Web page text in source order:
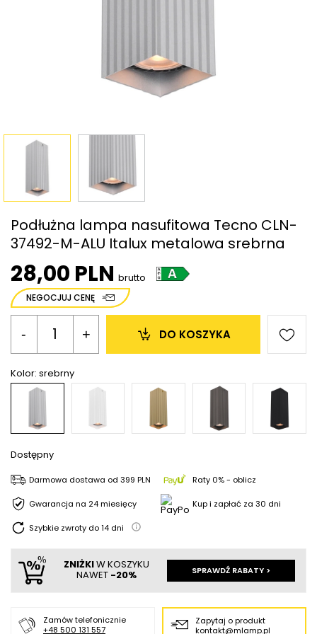
Podłużna lampa nasufitowa Tecno CLN-
37492-M-ALU Italux metalowa srebrna
28,00 PLN brutto
NEGOCJUJ CENĘ
Kolor: srebrny
- + DO KOSZYKA
Dostępny
Darmowa dostawa od 399 PLN Raty 0% - oblicz
Gwarancja na 24 miesięcy Kup i zapłać za 30 dni
Szybkie zwroty do14 dni
ZNIŻKIW KOSZYKU
NAWET -20% SPRAWDŹ RABATY >
Zamów telefonicznie
+48 500 131 557
Zapytaj o produkt
kontakt@mlamp.pl